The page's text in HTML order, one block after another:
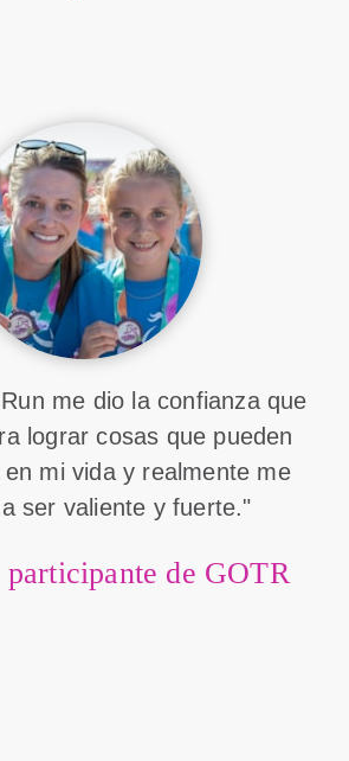
me dio la confianza que
lograr cosas que pueden
mi vida y realmente me
ser valiente y fuerte."
de GOTR